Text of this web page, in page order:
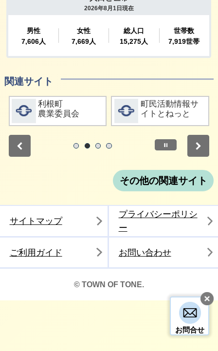
お問合せ
関連サイト
詳細をみる
利根町
農業委員会
詳細をみる
町民活動情報サ
イトとねっと
停止
その他の関連サイト
サイトマップ
プライバシーポリシ
ー
ご利用ガイド お問い合わせ
© TOWN OF TONE.